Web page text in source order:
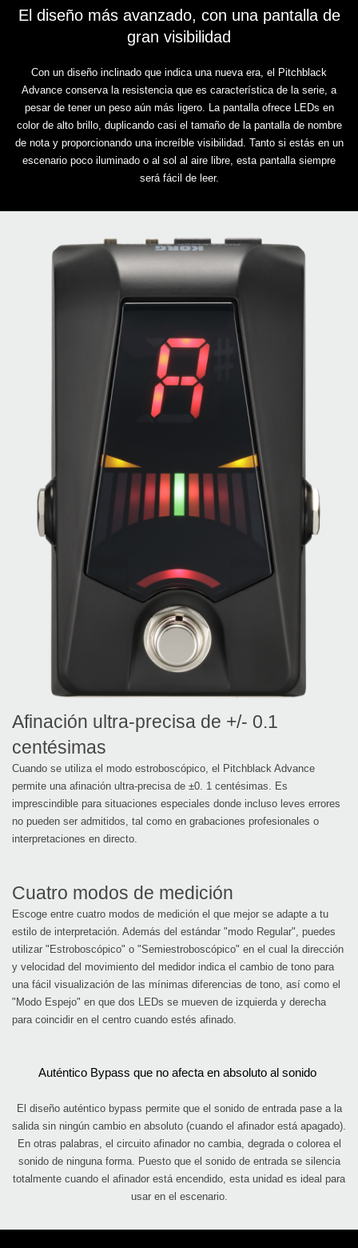
El diseño más avanzado, con una pantalla de
gran visibilidad
Con un diseño inclinado que indica una nueva era, el Pitchblack
Advance conserva la resistencia que es característica de la serie, a
pesar de tener un peso aún más ligero. La pantalla ofrece LEDs en
color de alto brillo, duplicando casi el tamaño de la pantalla de nombre
de nota y proporcionando una increíble visibilidad. Tanto si estás en un
escenario poco iluminado o al sol al aire libre, esta pantalla siempre
será fácil de leer.
Afinación ultra-precisa de +/- 0.1
centésimas
Cuando se utiliza el modo estroboscópico, el Pitchblack Advance
permite una afinación ultra-precisa de ±0. 1 centésimas. Es
imprescindible para situaciones especiales donde incluso leves errores
no pueden ser admitidos, tal como en grabaciones profesionales o
interpretaciones en directo.
Cuatro modos de medición
Escoge entre cuatro modos de medición el que mejor se adapte a tu
estilo de interpretación. Además del estándar "modo Regular", puedes
utilizar "Estroboscópico" o "Semiestroboscópico" en el cual la dirección
y velocidad del movimiento del medidor indica el cambio de tono para
una fácil visualización de las mínimas diferencias de tono, así como el
"Modo Espejo" en que dos LEDs se mueven de izquierda y derecha
para coincidir en el centro cuando estés afinado.
Auténtico Bypass que no afecta en absoluto al sonido
El diseño auténtico bypass permite que el sonido de entrada pase a la
salida sin ningún cambio en absoluto (cuando el afinador está apagado).
En otras palabras, el circuito afinador no cambia, degrada o colorea el
sonido de ninguna forma. Puesto que el sonido de entrada se silencia
totalmente cuando el afinador está encendido, esta unidad es ideal para
usar en el escenario.